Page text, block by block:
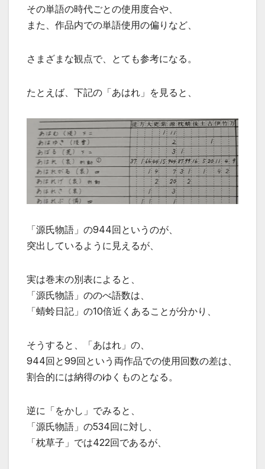
その単語の時代ごとの使用度合や、
また、作品内での単語使用の偏りなど、
さまざまな観点で、とても参考になる。
たとえば、下記の「あはれ」を見ると、
「源氏物語」の944回というのが、
突出しているように見えるが、
実は巻末の別表によると、
「源氏物語」ののべ語数は、
「蜻蛉日記」の10倍近くあることが分かり、
そうすると、「あはれ」の、
944回と99回という両作品での使用回数の差は、
割合的には納得のゆくものとなる。
逆に「をかし」でみると、
「源氏物語」の534回に対し、
「枕草子」では422回であるが、